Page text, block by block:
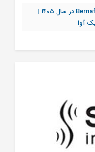
قیمت و خرید سمعک برنافون Bernafon در سال 1405 |
آوا